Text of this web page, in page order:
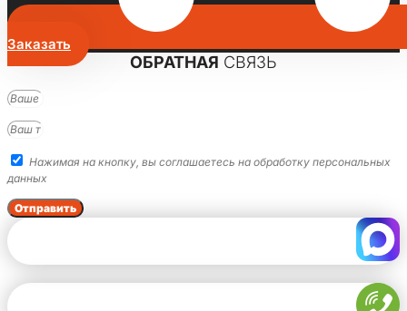
Заказать
ОБРАТНАЯ СВЯЗЬ
Нажимая на кнопку, вы соглашаетесь на обработку персональных
данных
Отправить